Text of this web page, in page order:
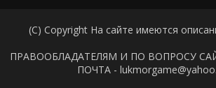
(C) Copyright На сайте имеются
ПРАВООБЛАДАТЕЛЯМ И ПО ВОПРОСУ
ПОЧТА -